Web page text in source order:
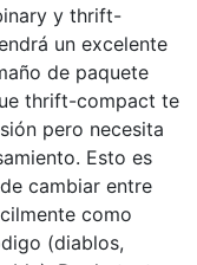
y thrift-
un excelente
de paquete
thrift-compact te
pero necesita
Esto es
cambiar entre
como
(diablos,